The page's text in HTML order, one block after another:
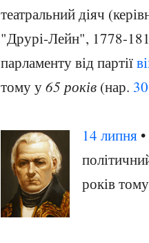
театральний діяч
"Друрі-Лейн", 1778-
парламенту від партії
тому у65 років (нар.
14 липня •
років